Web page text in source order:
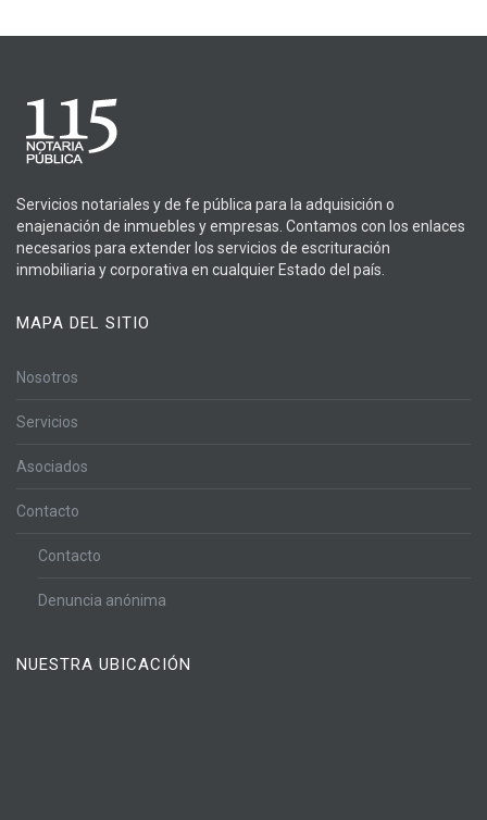
Servicios notariales y de fe pública para la adquisición o
enajenación de inmuebles y empresas. Contamos con los enlaces
necesarios para extender los servicios de escrituración
inmobiliaria y corporativa en cualquier Estado del país.
MAPA DEL SITIO
Nosotros
Servicios
Asociados
Contacto
Contacto
Denuncia anónima
NUESTRA UBICACIÓN